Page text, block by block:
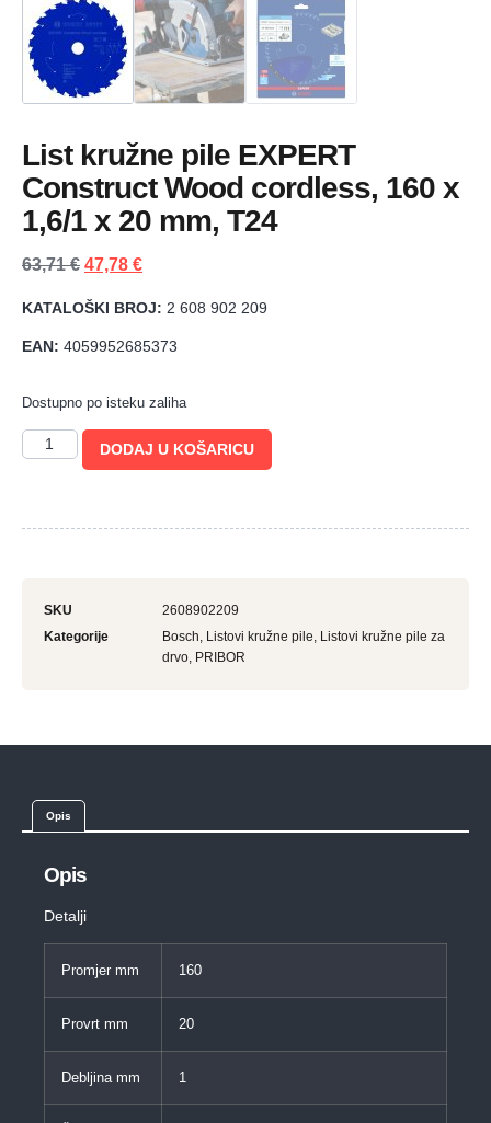
List kružne pile EXPERT
Construct Wood cordless, 160 x
1,6/1 x 20 mm, T24
63,71€ 47,78 €
KATALOŠKI BROJ: 2 608 902 209
EAN: 4059952685373
Dostupno po isteku zaliha
DODAJ U KOŠARICU
SKU
2608902209
Kategorije
Bosch, Listovi kružne pile, Listovi kružne pile za
drvo, PRIBOR
Opis
Opis
Detalji
Promjer mm 160
Provrt mm 20
Debljina mm 1